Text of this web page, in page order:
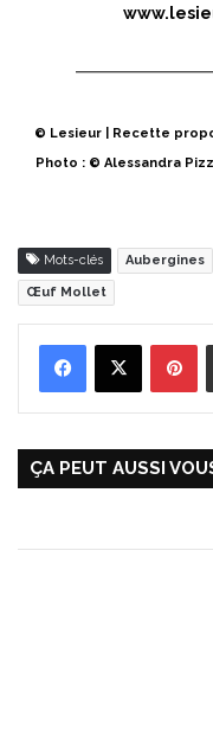
© Lesieur | Recette
Photo : © Alessandra
Mots-clés Aubergines
Œuf Mollet
ÇA PEUT AUSSI